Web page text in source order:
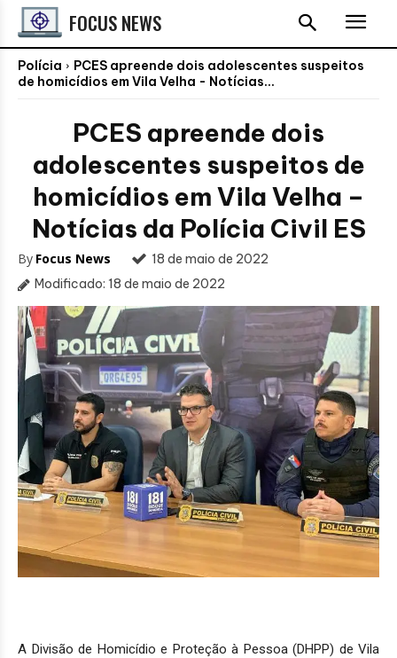
FOCUS NEWS
Polícia
PCES apreende dois adolescentes suspeitos
de homicídios em Vila Velha - Notícias...
PCES apreende dois
adolescentes suspeitos de
homicídios em Vila Velha –
Notícias da Polícia Civil ES
By Focus News
18 de maio de 2022
Modificado: 18 de maio de 2022
A Divisão de Homicídio e Proteção à Pessoa (DHPP) de Vila